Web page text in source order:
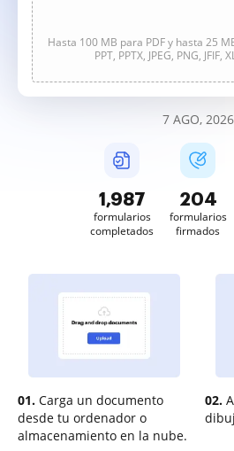
Hasta 100 MB para PDF y hasta 25
PPT, PPTX, JPEG, PNG, JFIF,
7 AGO, 2026
1,987
formularios
completados
204
formularios
firmados
01. Carga un documento
desde tu ordenador o
almacenamiento en la nube.
02.